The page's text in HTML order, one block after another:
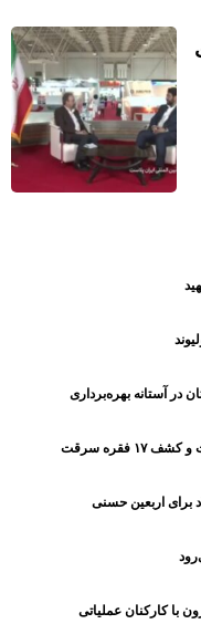
در آستانه بهره‌برداری
برای اربعین حسنی
با کارکنان عملیاتی